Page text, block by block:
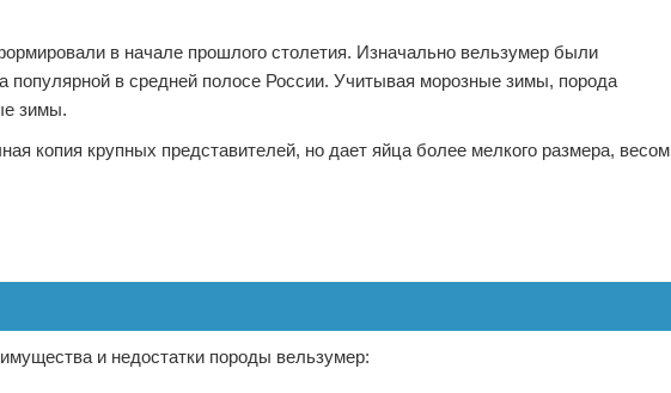
в начале прошлого столетия. Изначально вельзумер были
популярной в средней полосе России. Учитывая морозные зимы, порода
зимы.
копия крупных представителей, но дает яйца более мелкого размера, весом
и недостатки породы вельзумер: